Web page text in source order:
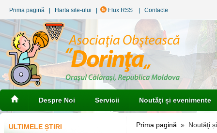
Prima pagină Harta site-ului Flux RSS Contacte
Despre Noi Servicii Noutăţi și evenimente
ULTIMELE ȘTIRI Prima pagină » Noutăţi